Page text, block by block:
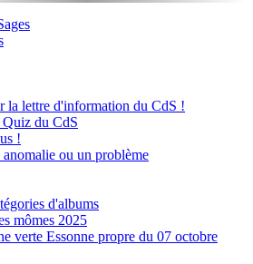
la lettre d'information du CdS !
du CdS
!
anomalie ou un problème
d'albums
mômes 2025
verte Essonne propre du 07 octobre